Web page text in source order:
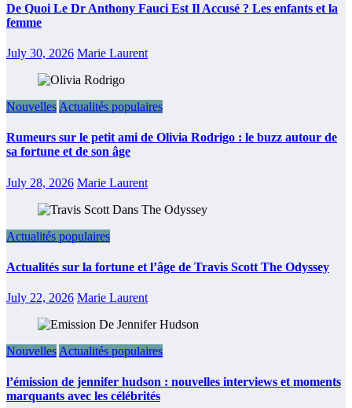
De Quoi Le Dr Anthony Fauci Est Il Accusé ? Les enfants et la
femme
July 30, 2026 Marie Laurent
Nouvelles Actualités populaires
Rumeurs sur le petit ami de Olivia Rodrigo : le buzz autour de
sa fortune et de son âge
July 28, 2026 Marie Laurent
Actualités populaires
Actualités sur la fortune et l’âge de Travis Scott The Odyssey
July 22, 2026 Marie Laurent
Nouvelles Actualités populaires
l’émission de jennifer hudson : nouvelles interviews et moments
marquants avec les célébrités